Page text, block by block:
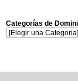
Categorías de